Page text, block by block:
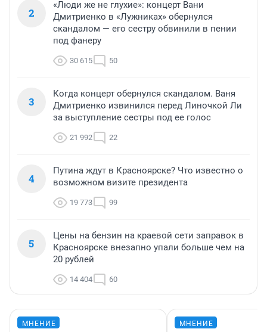
2
«Люди же не глухие»: концерт Вани
Дмитриенко в «Лужниках» обернулся
скандалом — его сестру обвинили в пении
под фанеру
30 615 50
3
Когда концерт обернулся скандалом. Ваня
Дмитриенко извинился перед Линочкой Ли
за выступление сестры под ее голос
21 992 22
4
Путина ждут в Красноярске? Что известно о
возможном визите президента
19 773 99
5
Цены на бензин на краевой сети заправок в
Красноярске внезапно упали больше чем на
20 рублей
14 404 60
МНЕНИЕ МНЕНИЕ